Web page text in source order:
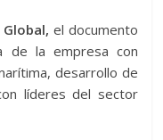
el documento
de la empresa con
desarrollo de
líderes del sector